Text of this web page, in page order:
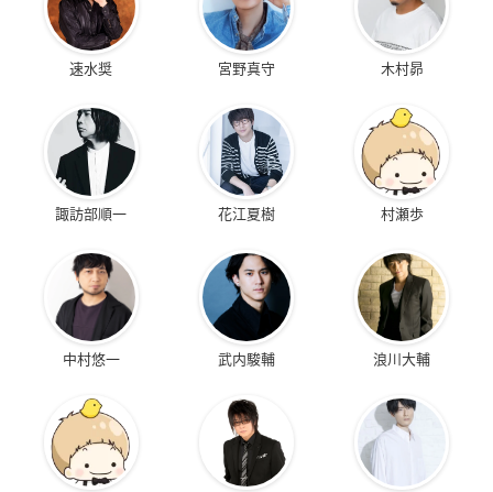
速水奨 宮野真守 木村昴
諏訪部順一 花江夏樹 村瀬歩
中村悠一 武内駿輔 浪川大輔